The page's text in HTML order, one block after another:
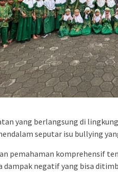
yang berlangsung di
seputar isu bullying
pemahaman komprehensif
dampak negatif yang bisa